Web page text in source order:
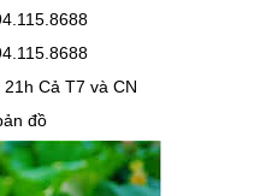
Cả T7 và CN
đồ